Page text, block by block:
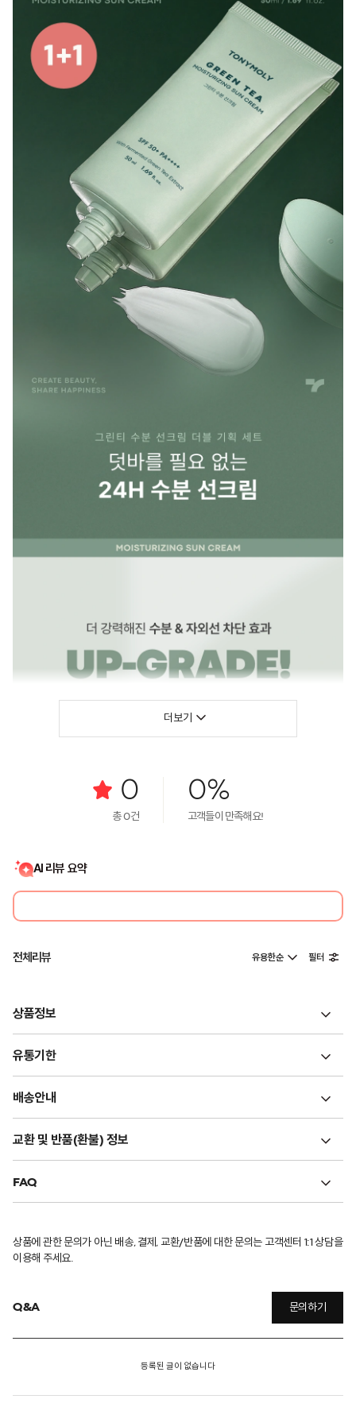
더보기
0
총0건
0%
고객들이 만족해요!
AI 리뷰 요약
전체리뷰 유용한순 필터
상품정보
유통기한
배송안내
교환 및 반품(환불) 정보
FAQ
상품에 관한 문의가 아닌 배송, 결제, 교환/반품에 대한 문의는 고객센터 1:1 상담을
이용해 주세요.
Q&A 문의하기
등록된 글이 없습니다